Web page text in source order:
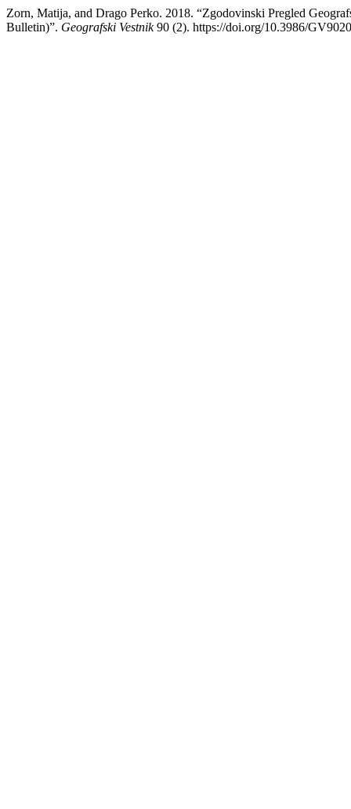
Zorn, Matija, and Drago Perko. 2018. “Zgodovinski Pregled
Bulletin)”. Geografski Vestnik90 (2). https://doi.org/10.3986/